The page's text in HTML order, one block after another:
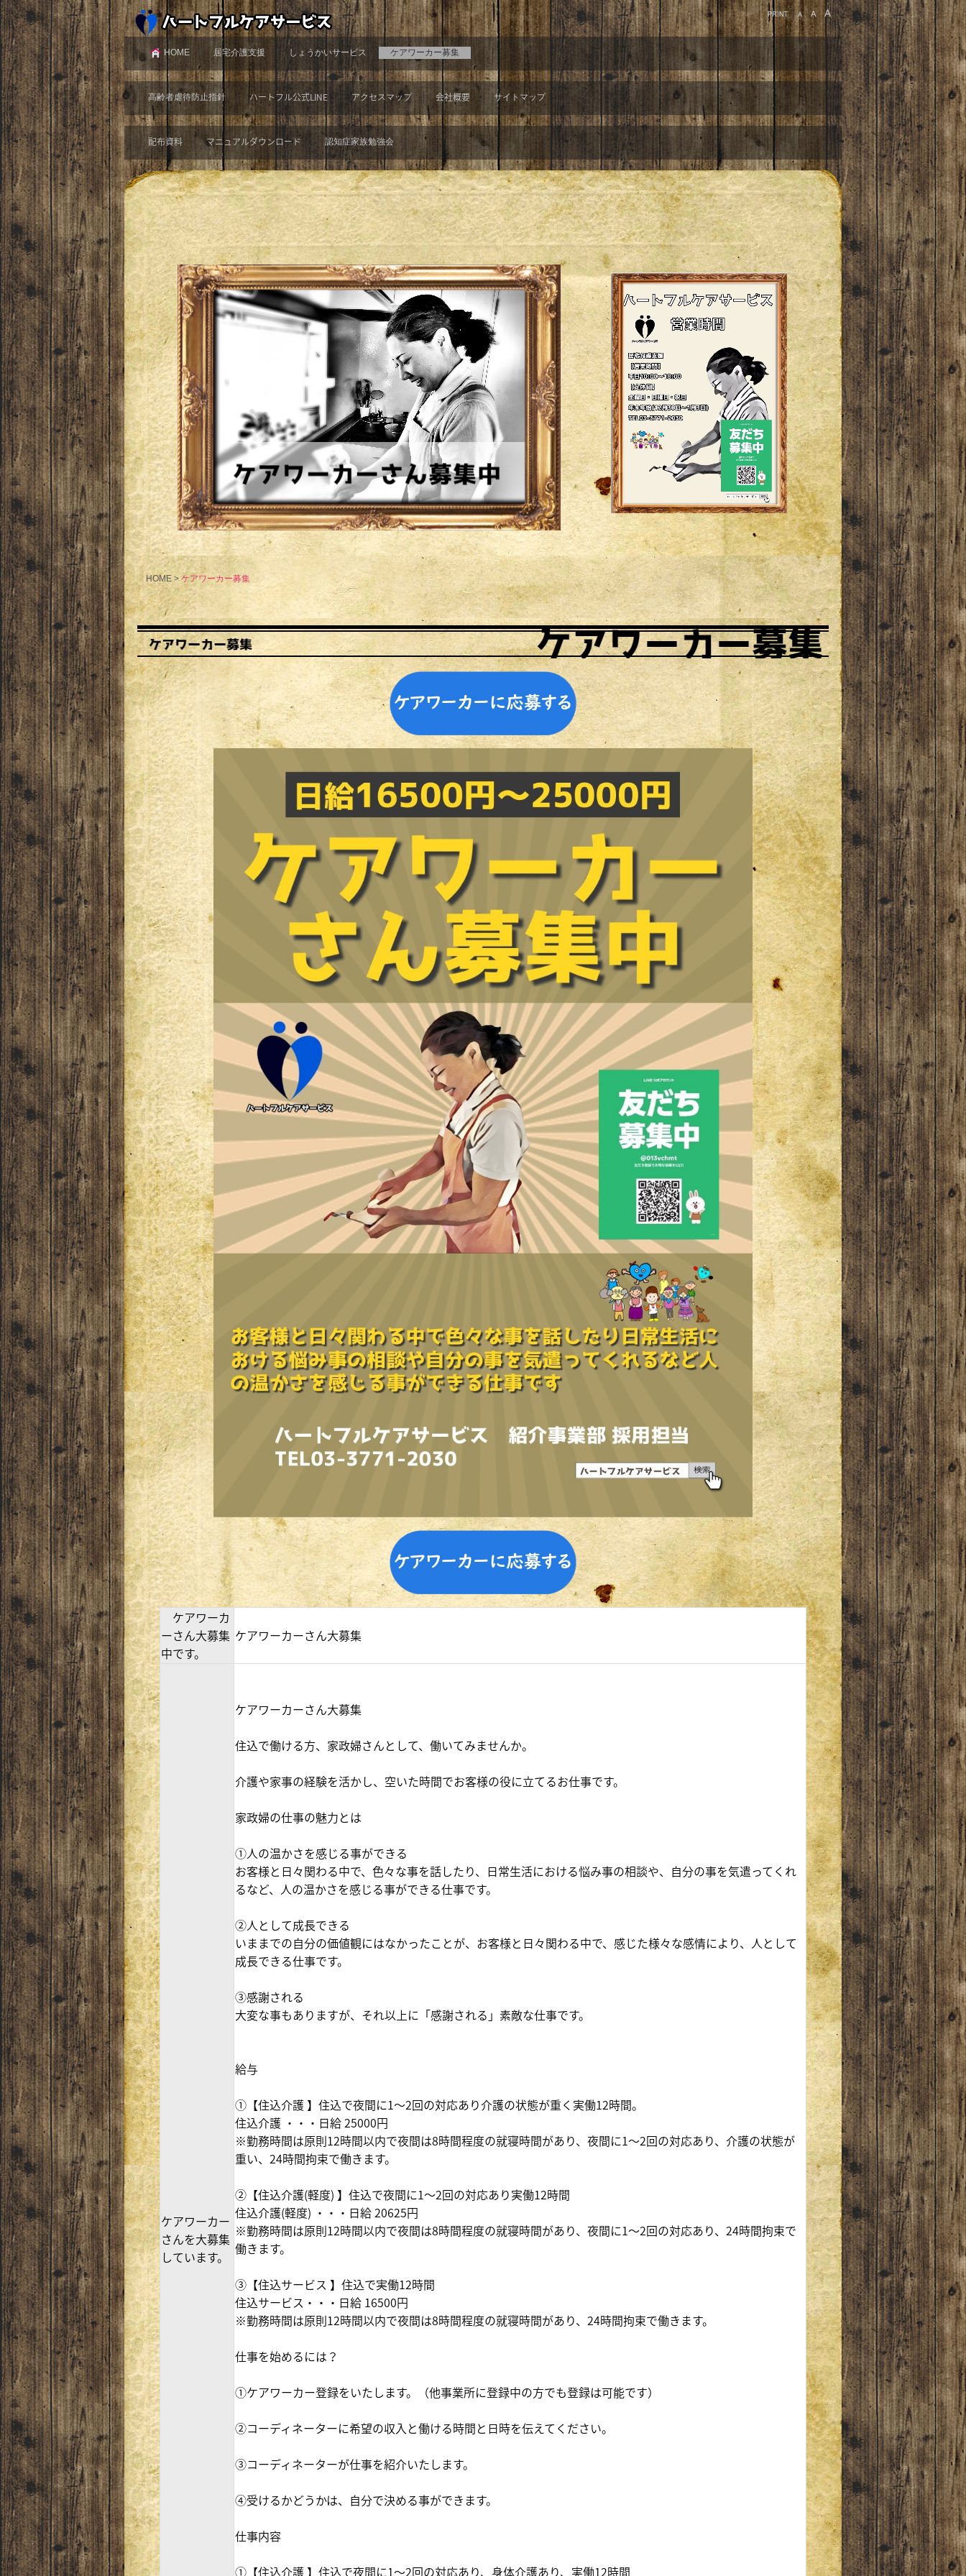
HOME 居宅介護支援 しょうかいサービス ケアワーカー募集
高齢者虐待防止指針 ハートフル公式LINE アクセスマップ 会社概要 サイトマップ
配布資料 マニュアルダウンロード 認知症家族勉強会
HOME >ケアワーカー募集
ケアワーカ
ーさん大募集
中です。
ケアワーカーさん大募集
ケアワーカー
さんを大募集
しています。
ケアワーカーさん大募集
住込で働ける方、家政婦さんとして、働いてみませんか。
介護や家事の経験を活かし、空いた時間でお客様の役に立てるお仕事です。
家政婦の仕事の魅力とは
①人の温かさを感じる事ができる
お客様と日々関わる中で、色々な事を話したり、日常生活における悩み事の相談や、自分の事を気遣ってくれ
るなど、人の温かさを感じる事ができる仕事です。
②人として成長できる
いままでの自分の価値観にはなかったことが、お客様と日々関わる中で、感じた様々な感情により、人として
成長できる仕事です。
③感謝される
大変な事もありますが、それ以上に「感謝される」素敵な仕事です。
給与
①【住込介護 】住込で夜間に1～2回の対応あり介護の状態が重く実働12時間。
住込介護 ・・・日給 25000円
※勤務時間は原則12時間以内で夜間は8時間程度の就寝時間があり、夜間に1～2回の対応あり、介護の状態が
重い、24時間拘束で働きます。
②【住込介護(軽度) 】住込で夜間に1～2回の対応あり実働12時間
住込介護(軽度) ・・・日給 20625円
※勤務時間は原則12時間以内で夜間は8時間程度の就寝時間があり、夜間に1～2回の対応あり、24時間拘束で
働きます。
③【住込サービス 】住込で実働12時間
住込サービス・・・日給 16500円
※勤務時間は原則12時間以内で夜間は8時間程度の就寝時間があり、24時間拘束で働きます。
仕事を始めるには？
①ケアワーカー登録をいたします。（他事業所に登録中の方でも登録は可能です）
②コーディネーターに希望の収入と働ける時間と日時を伝えてください。
③コーディネーターが仕事を紹介いたします。
④受けるかどうかは、自分で決める事ができます。
仕事内容
①【住込介護 】住込で夜間に1～2回の対応あり、身体介護あり、実働12時間